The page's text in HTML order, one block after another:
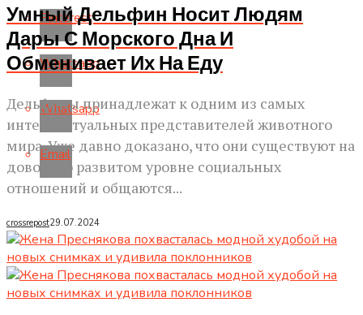
Pinterest
Whatsapp
Whatsapp
Email
Умный Дельфин Носит Людям
Дары С Морского Дна И
Обменивает Их На Еду
Дельфины принадлежат к одним из самых
интеллектуальных представителей животного
мира. Уже давно доказано, что они существуют на
довольно развитом уровне социальных
отношений и общаются...
crossrepost29.07.2024